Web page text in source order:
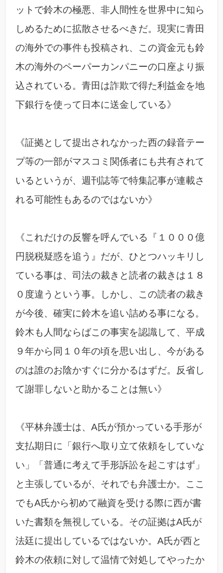
ットで鈴木の極悪、非人間性を世界中に知ら
しめるために拡散させるべきだ。現実に青田
の海外での事件も投稿され、この資金元も鈴
木の海外のペーパーカンパニーの口座より振
込されている。青田は詐欺で得た利益金を地
下銀行を使って日本に送金している》
《証拠として提出されなかった西の録音テー
プ等の一部がマスコミ関係者にも共有されて
いるというが、週刊誌等で特集記事が連載さ
れる可能性もあるのではないか》
《これだけの反響を呼んでいる『１０００億
円脱税疑惑を追う』だが、ひとつハッキリし
ている事は、司法の裁きと読者の裁きは１８
０度違うという事。しかし、この読者の裁き
が今後、確実に鈴木を追い詰める事になる。
鈴木も人間ならばこの事実を認識して、平成
９年から同１０年の頃を思い出し、今がある
のは誰のお陰かすぐに分かるはずだ。反省し
て謝罪しないと助かることは無い》
《平林弁護士は、A氏が預かっている手形が
支払期日に「銀行へ取り立て依頼をしていな
い」「普通に考えて手形訴訟を起こすはず」
と主張しているが、それでも弁護士か。ここ
でもA氏から初めて融資を受ける際に西が書
いた書類を無視している。その証拠はA氏が
法廷に提出しているではないか。A氏が西と
鈴木の依頼に対して温情で対処してやったか